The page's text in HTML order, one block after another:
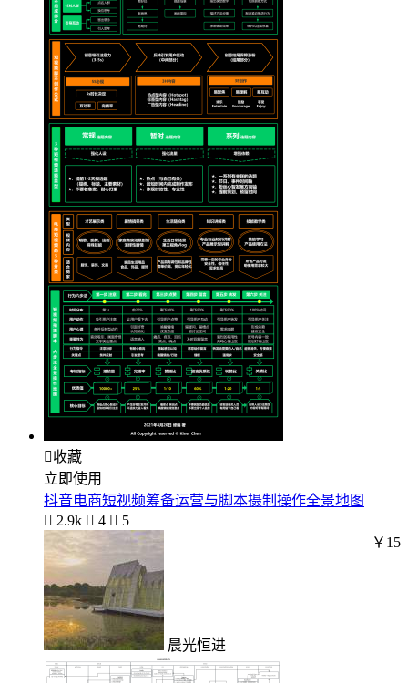
收藏
立即使用
抖音电商短视频筹备运营与脚本摄制操作全景地图
 2.9k  4  5
晨光恒进
￥15